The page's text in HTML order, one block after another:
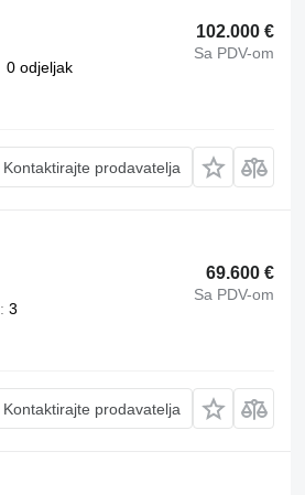
102.000 €
Sa PDV-om
0 odjeljak
Kontaktirajte prodavatelja
69.600 €
Sa PDV-om
3
Kontaktirajte prodavatelja